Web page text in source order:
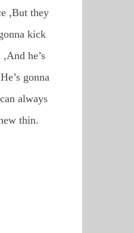
,But they
kick
he’s
gonna
always
thin.